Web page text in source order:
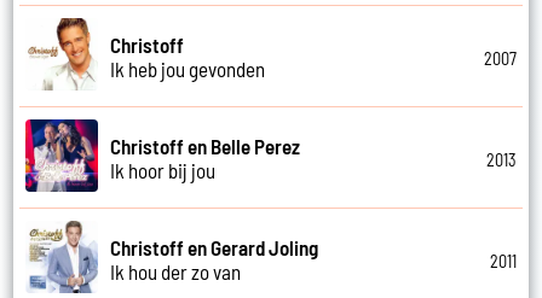
Christoff
Ik heb jou gevonden
2007
Christoff en Belle Perez
Ik hoor bij jou
2013
Christoff en Gerard Joling
Ik hou der zo van
2011